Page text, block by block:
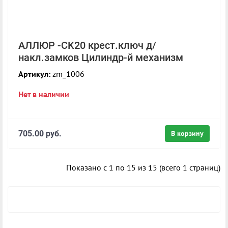
АЛЛЮР -CK20 крест.ключ д/
накл.замков Цилиндр-й механизм
Артикул: zm_1006
Нет в наличии
В корзину
705.00 руб.
Показано с 1 по 15 из 15 (всего 1 страниц)